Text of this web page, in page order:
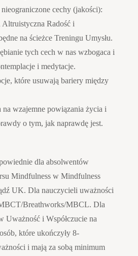
cechy (jakości):
Altruistyczna Radość i
na ścieżce Treningu Umysłu.
tych cech w nas wzbogaca i
i medytacje.
które usuwają bariery między
na wzajemne powiązania życia i
o tym, jak naprawdę jest.
dla absolwentów
Mindfulness w Mindfulness
UK. Dla nauczycieli uważności
Breathworks/MBCL. Dla
Uważność i Współczucie na
które ukończyły 8-
i mają za sobą minimum